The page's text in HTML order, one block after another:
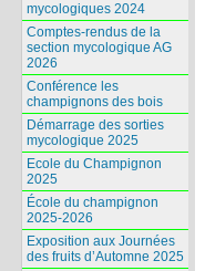
mycologiques 2024
Comptes-rendus de la
section mycologique AG
2026
Conférence les
champignons des bois
Démarrage des sorties
mycologique 2025
Ecole du Champignon
2025
École du champignon
2025-2026
Exposition aux Journées
des fruits d’Automne 2025